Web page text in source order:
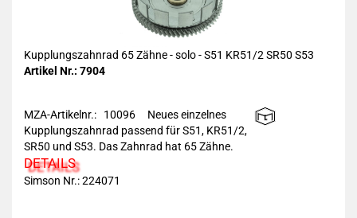
Kupplungszahnrad 65 Zähne - solo - S51 KR51/2 SR50 S53
Artikel Nr.: 7904
MZA-Artikelnr.: 10096
Neues einzelnes
Kupplungszahnrad passend für S51, KR51/2,
SR50 und S53. Das Zahnrad hat 65 Zähne.
DETAILS
Simson Nr.: 224071